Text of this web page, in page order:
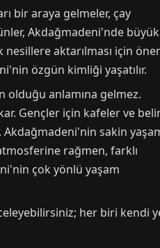
bir araya gelmeler, çay
Akdağmadeni'nde
aktarılması için
özgün kimliği yaşatılır.
olduğu anlamına gelmez.
Gençler için kafeler ve
sakin
rağmen, farklı
çok yönlü yaşam
her biri kendi